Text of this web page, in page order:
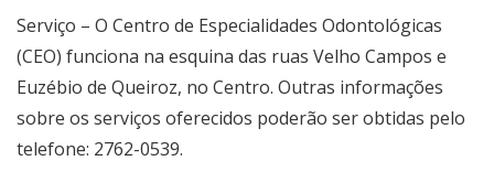
Serviço – O Centro de Especialidades Odontológicas
(CEO) funciona na esquina das ruas Velho Campos e
Euzébio de Queiroz, no Centro. Outras informações
sobre os serviços oferecidos poderão ser obtidas pelo
telefone: 2762-0539.